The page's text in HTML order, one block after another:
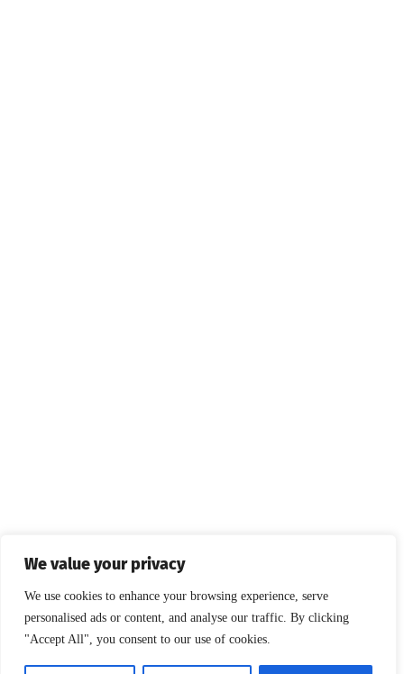
We value your privacy
We use cookies to enhance your browsing experience, serve
personalised ads or content, and analyse our traffic. By clicking
"Accept All", you consent to our use of cookies.